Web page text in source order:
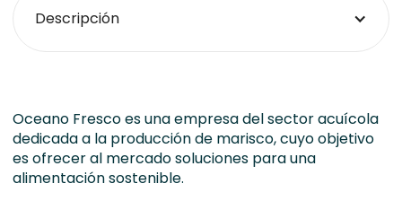
Descripción
Oceano Fresco es una empresa del sector acuícola
dedicada a la producción de marisco, cuyo objetivo
es ofrecer al mercado soluciones para una
alimentación sostenible.